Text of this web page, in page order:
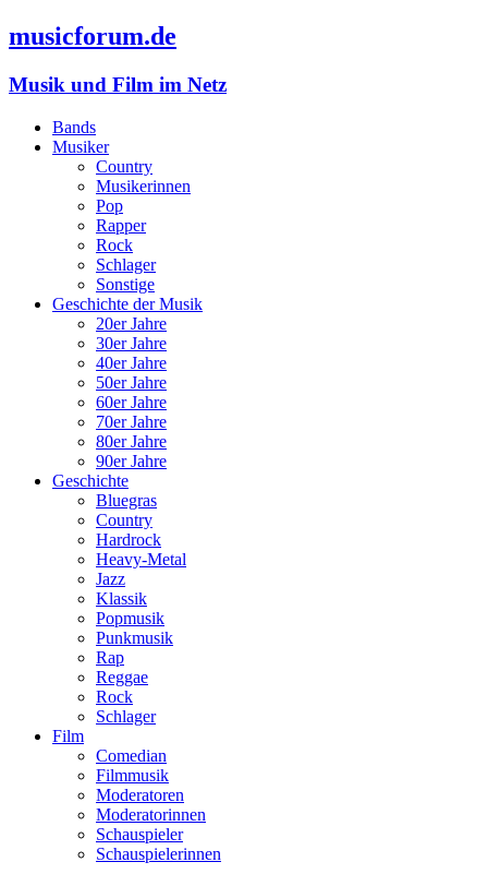
musicforum.de
Musik und Film im Netz
Bands
Musiker
Country
Musikerinnen
Pop
Rapper
Rock
Schlager
Sonstige
Geschichte der Musik
20er Jahre
30er Jahre
40er Jahre
50er Jahre
60er Jahre
70er Jahre
80er Jahre
90er Jahre
Geschichte
Bluegras
Country
Hardrock
Heavy-Metal
Jazz
Klassik
Popmusik
Punkmusik
Rap
Reggae
Rock
Schlager
Film
Comedian
Filmmusik
Moderatoren
Moderatorinnen
Schauspieler
Schauspielerinnen